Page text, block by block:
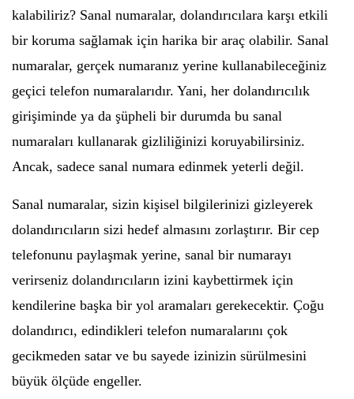
kalabiliriz? Sanal numaralar, dolandırıcılara karşı etkili
bir koruma sağlamak için harika bir araç olabilir. Sanal
numaralar, gerçek numaranız yerine kullanabileceğiniz
geçici telefon numaralarıdır. Yani, her dolandırıcılık
girişiminde ya da şüpheli bir durumda bu sanal
numaraları kullanarak gizliliğinizi koruyabilirsiniz.
Ancak, sadece sanal numara edinmek yeterli değil.
Sanal numaralar, sizin kişisel bilgilerinizi gizleyerek
dolandırıcıların sizi hedef almasını zorlaştırır. Bir cep
telefonunu paylaşmak yerine, sanal bir numarayı
verirseniz dolandırıcıların izini kaybettirmek için
kendilerine başka bir yol aramaları gerekecektir. Çoğu
dolandırıcı, edindikleri telefon numaralarını çok
gecikmeden satar ve bu sayede izinizin sürülmesini
büyük ölçüde engeller.